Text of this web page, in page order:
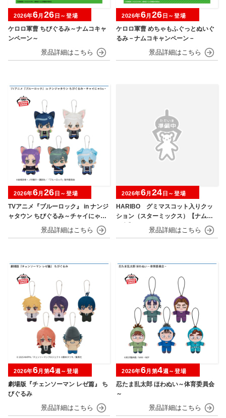
ケロロ軍曹 ちびぐるみ～ナムコキャ
ンペーン～
2026年6月 26 日～登場
ケロロ軍曹 めちゃもふぐっとぬいぐ
るみ－ナムコキャンペーン－
2026年6月 26 日～登場
TVアニメ『ブルーロック』 in ナンジ
ャタウン ちびぐるみ～チャイにゃFe
2026年6月 26 日～登場
HARIBO グミマスコット入りクッ
ション（スターミックス）【ナムコ
2026年6月 24 日～登場
劇場版『チェンソーマン レゼ篇』 ち
びぐるみ
2026年6月第4週～登場
忍たま乱太郎 ほわぬい～体育委員会
～
2026年6月第4週～登場